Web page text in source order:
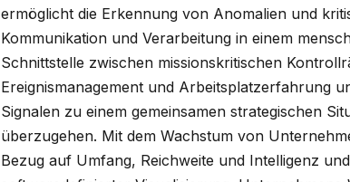
ermöglicht die Erkennung von Anomalien und
Kommunikation und Verarbeitung in einem
Schnittstelle zwischen missionskritischen
Ereignismanagement und Arbeitsplatzerfahrung
Signalen zu einem gemeinsamen strategischen
überzugehen. Mit dem Wachstum von
Bezug auf Umfang, Reichweite und Intelligenz